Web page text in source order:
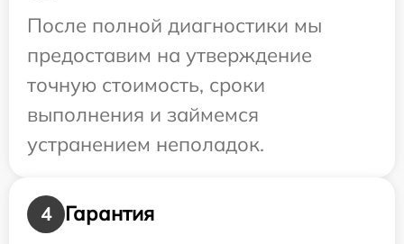
После полной диагностики мы
предоставим на утверждение
точную стоимость, сроки
выполнения и займемся
устранением неполадок.
4
Гарантия